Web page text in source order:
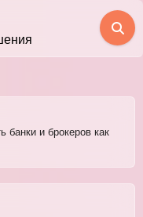
банки и брокеров как